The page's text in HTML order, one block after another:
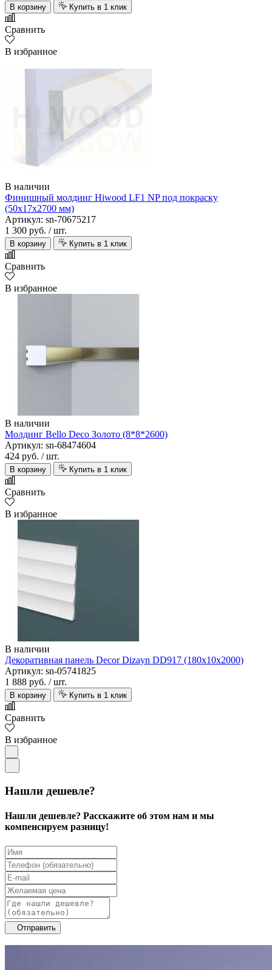
В корзину Купить в 1 клик
Сравнить
В избранное
В наличии
Финишный молдинг Hiwood LF1 NP под покраску
(50х17х2700 мм)
Артикул: sn-70675217
1 300 руб. / шт.
В корзину Купить в 1 клик
Сравнить
В избранное
В наличии
Молдинг Bello Deco Золото (8*8*2600)
Артикул: sn-68474604
424 руб. / шт.
В корзину Купить в 1 клик
Сравнить
В избранное
В наличии
Декоративная панель Decor Dizayn DD917 (180х10х2000)
Артикул: sn-05741825
1 888 руб. / шт.
В корзину Купить в 1 клик
Сравнить
В избранное
Нашли дешевле?
Нашли дешевле? Расскажите об этом нам и мы
компенсируем разницу!
Отправить